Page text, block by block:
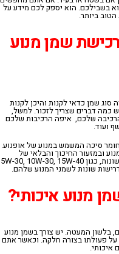
בשבילכם. הוא יספק לכם מידע על
ביותר.
שמןמנוע
סוג שמן כדאי לקנות והיכן לקנות
כמה דברים שצריך לזכור. למשל,
שלכם, איפה הרכיבות שלכם
ועוד.
סיכה המשמש במנוע של אופנוע.
ובמזעור החיכוך והבלאי של
כגון 5 W-30, 10W-30, 15W-40
שונות לשמני המנוע שלהם.
מנועאיכותי?
בלשון המעטה. יש צורך בשמן מנוע
פעולתו בצורה חלקה. וכאשר אתם
איכותי.